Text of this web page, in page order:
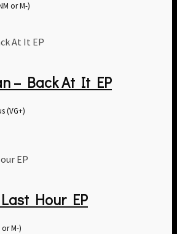
or M-)
– Back At It EP
(VG+)
Hour EP
M-)